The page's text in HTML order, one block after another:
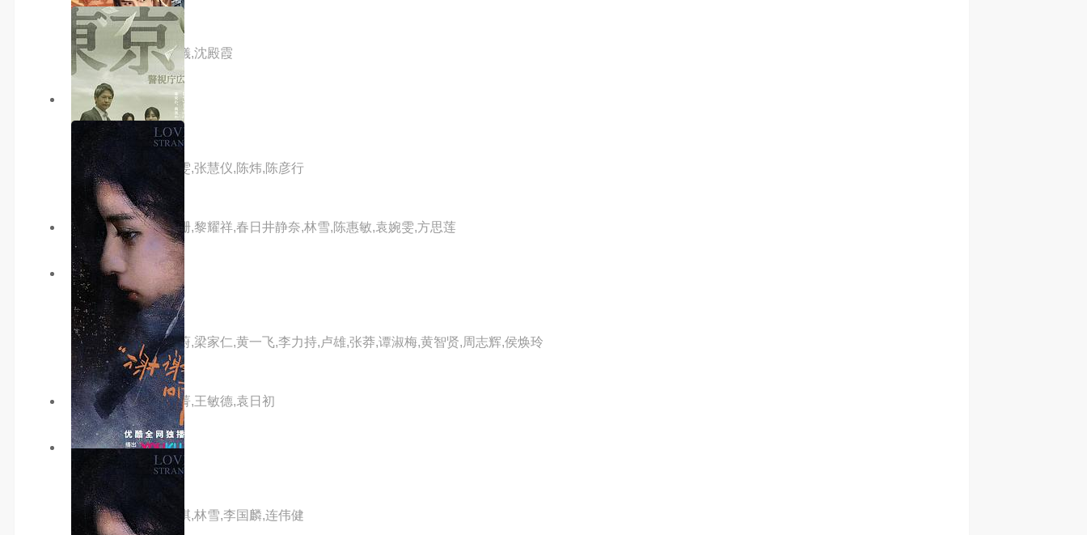
横纹刀劈扭纹柴
主演：周華健,袁詠儀,沈殿霞
3.0分 hd
山村老尸2色之恶鬼
主演：王合喜,万绮雯,张慧仪,陈炜,陈彦行
主演：李燦森,李珊珊,黎耀祥,春日井静奈,林雪,陈惠敏,袁婉雯,方思莲
2.0分 hd
回魂
主演：周星驰,莫文蔚,梁家仁,黄一飞,李力持,卢雄,张莽,谭淑梅,黄智贤,周志辉,侯焕玲
主演：甄子丹,杨丽菁,王敏德,袁日初
9.0分 hd
机动部队之警例
主演：任达华,邵美琪,林雪,李国麟,连伟健